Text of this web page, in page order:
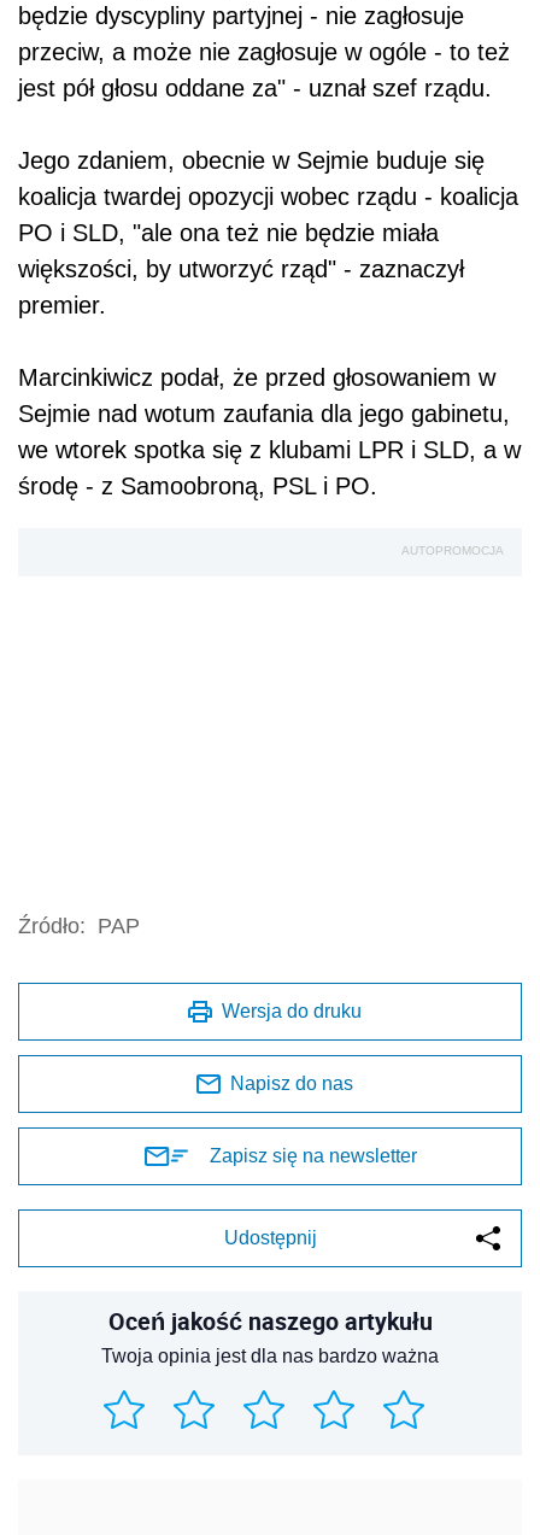
będzie dyscypliny partyjnej - nie zagłosuje
przeciw, a może nie zagłosuje w ogóle - to też
jest pół głosu oddane za" - uznał szef rządu.
Jego zdaniem, obecnie w Sejmie buduje się
koalicja twardej opozycji wobec rządu - koalicja
PO i SLD, "ale ona też nie będzie miała
większości, by utworzyć rząd" - zaznaczył
premier.
Marcinkiwicz podał, że przed głosowaniem w
Sejmie nad wotum zaufania dla jego gabinetu,
we wtorek spotka się z klubami LPR i SLD, a w
środę - z Samoobroną, PSL i PO.
AUTOPROMOCJA
Źródło: PAP
Wersja do druku
Napisz do nas
Zapisz się na newsletter
Udostępnij
Oceń jakość naszego artykułu
Twoja opinia jest dla nas bardzo ważna